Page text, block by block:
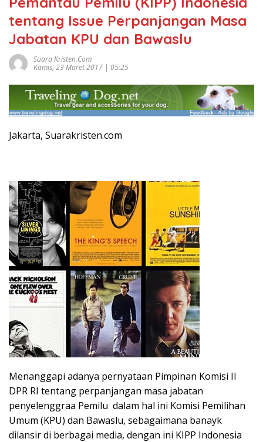
tentang Issue Perpanjangan Masa
Jabatan KPU dan Bawaslu
Suara Kristen.com
Kamis, 23 Maret 2017 | 05:25
Jakarta, Suarakristen.com
Menanggapi adanya pernyataan Pimpinan Komisi II
DPR RI tentang perpanjangan masa jabatan
penyelenggraa Pemilu dalam hal ini Komisi Pemilihan
Umum (KPU) dan Bawaslu, sebagaimana banayk
dilansir di berbagai media, dengan ini KIPP Indonesia